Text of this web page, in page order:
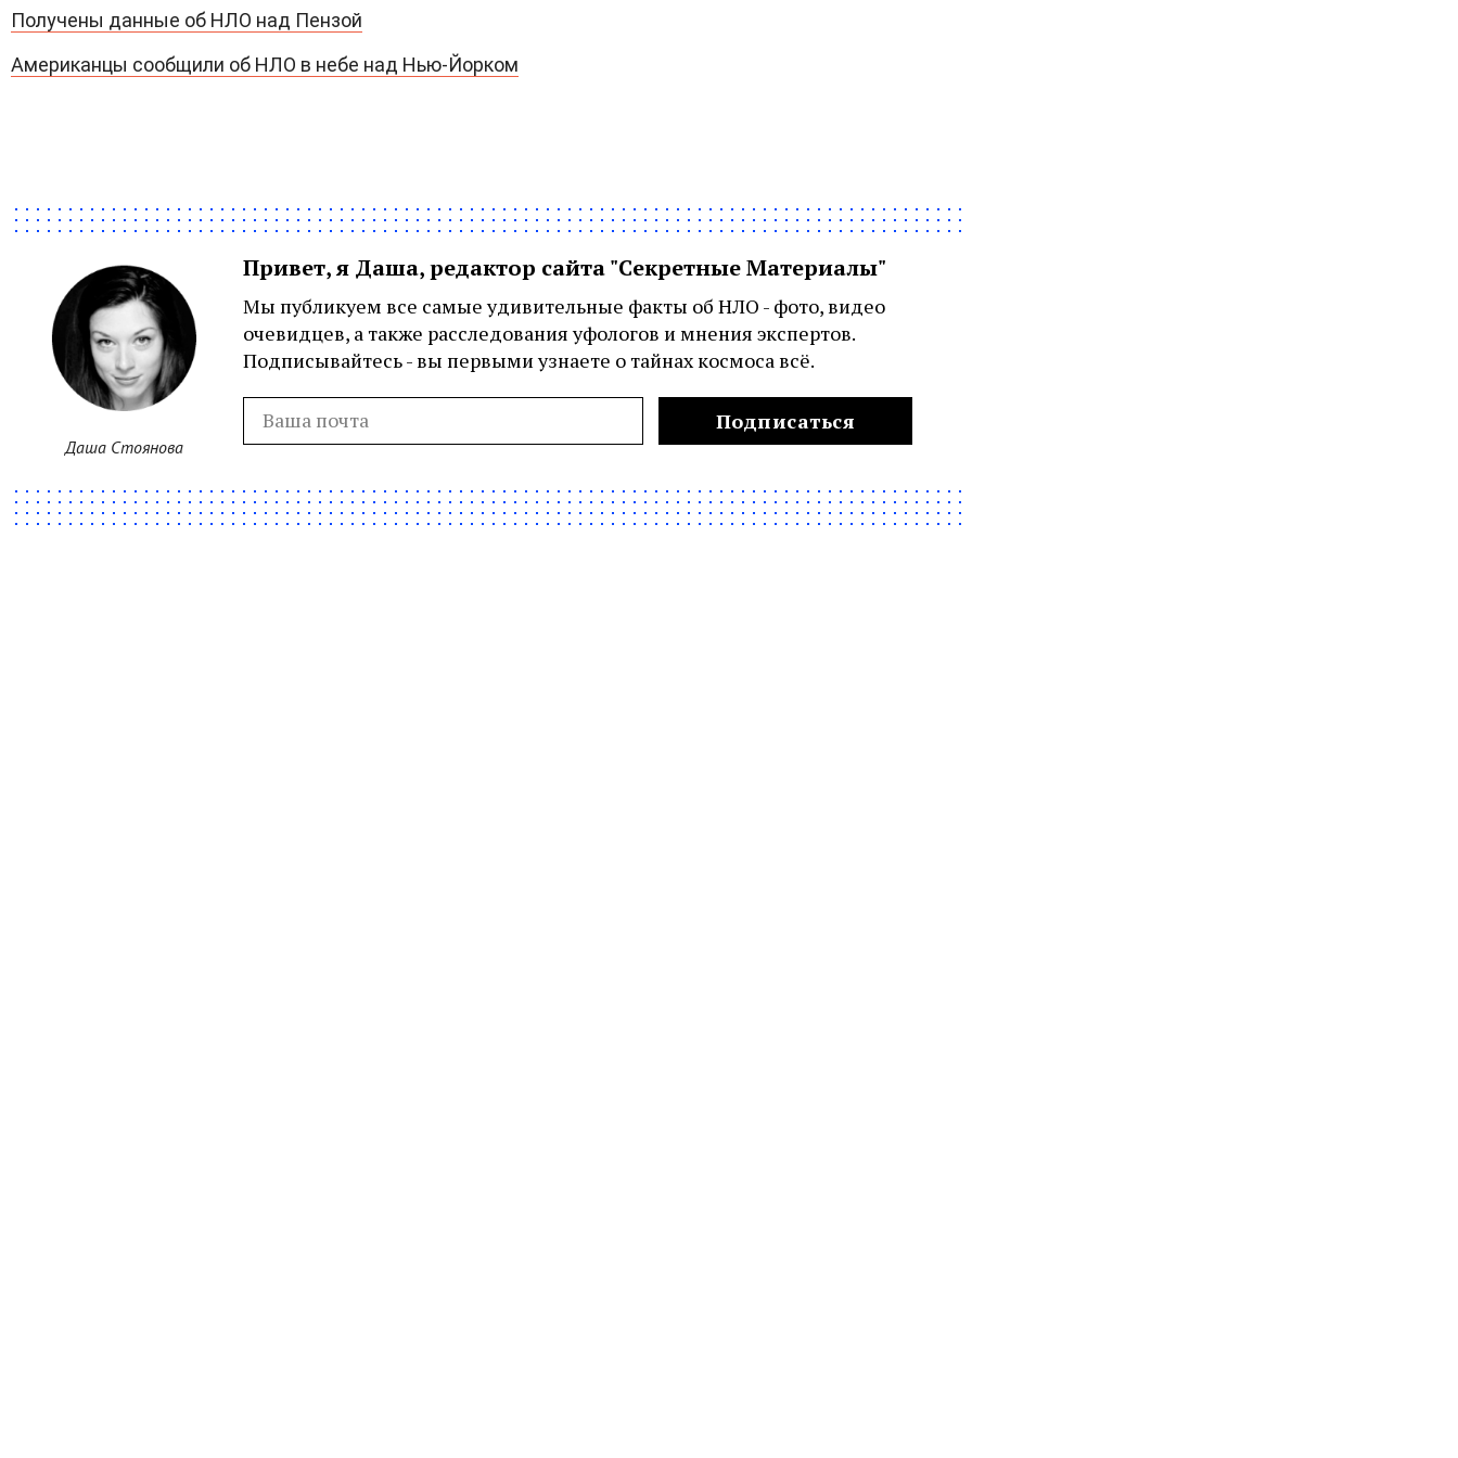
Получены данные об НЛО над Пензой
Американцы сообщили об НЛО в небе над Нью-Йорком
Даша Стоянова
Привет, я Даша, редактор сайта "Секретные Материалы"
Мы публикуем все самые удивительные факты об НЛО - фото, видео
очевидцев, а также расследования уфологов и мнения экспертов.
Подписывайтесь - вы первыми узнаете о тайнах космоса всё.
Подписаться